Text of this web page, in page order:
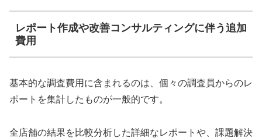
レポート作成や改善コンサルティングに伴う追加
費用
基本的な調査費用に含まれるのは、個々の調査員からのレ
ポートを集計したものが一般的です。
全店舗の結果を比較分析した詳細なレポートや、課題解決